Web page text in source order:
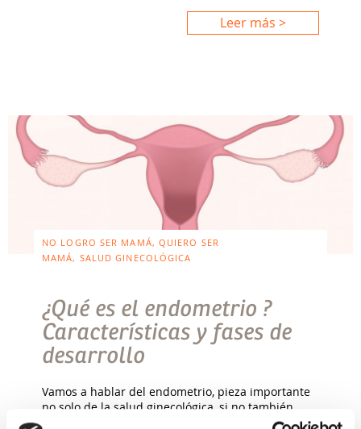
Leer más >
NO LOGRO SER MAMÁ, QUIERO SER
MAMÁ, SALUD GINECOLÓGICA
¿Qué es el endometrio ?
Características y fases de
desarrollo
Vamos a hablar del endometrio, pieza importante
no solo de la salud ginecológica, si no también
factor clave en la reproducción femenina. El útero